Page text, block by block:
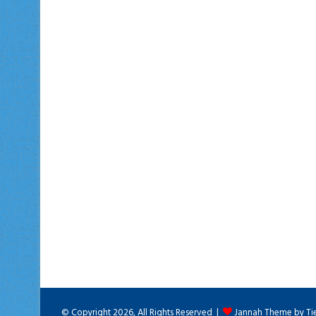
© Copyright 2026, All Rights Reserved | Jannah Theme by